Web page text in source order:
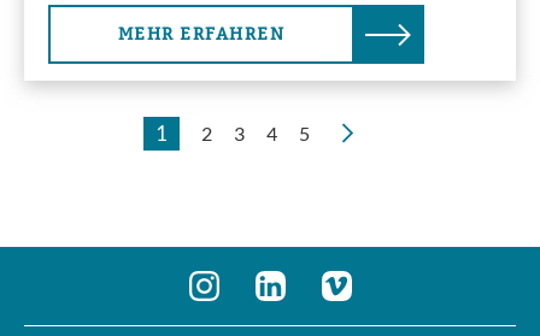
MEHR ERFAHREN
1 2 3 4 5 nächste